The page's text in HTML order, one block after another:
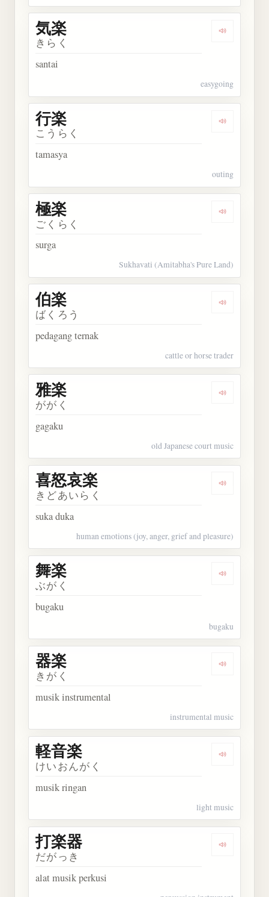
Dengarkan
気楽
きらく
santai
easygoing
Dengarkan
行楽
こうらく
tamasya
outing
Dengarkan
極楽
ごくらく
surga
Sukhavati (Amitabha's Pure Land)
Dengarkan
伯楽
ばくろう
pedagang ternak
cattle or horse trader
Dengarkan
雅楽
ががく
gagaku
old Japanese court music
Dengarkan
喜怒哀楽
きどあいらく
suka duka
human emotions (joy, anger, grief and pleasure)
Dengarkan
舞楽
ぶがく
bugaku
bugaku
Dengarkan
器楽
きがく
musik instrumental
instrumental music
Dengarkan
軽音楽
けいおんがく
musik ringan
light music
Dengarkan
打楽器
だがっき
alat musik perkusi